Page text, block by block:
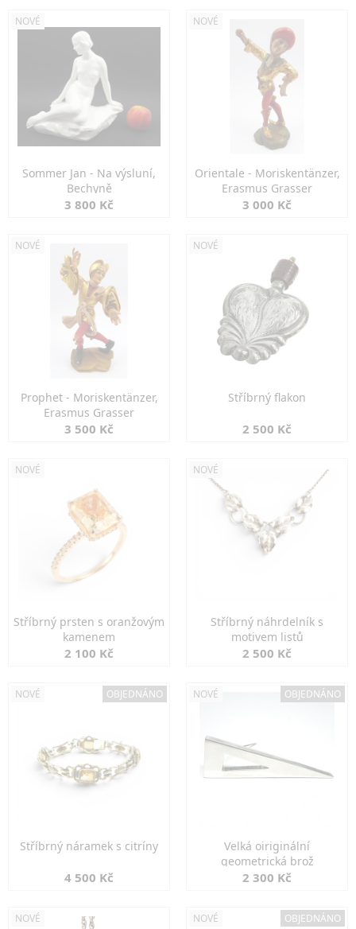
NOVÉ
Sommer Jan - Na výsluní,
Bechyně
3 800 Kč
NOVÉ
Orientale - Moriskentänzer,
Erasmus Grasser
3 000 Kč
NOVÉ
Prophet - Moriskentänzer,
Erasmus Grasser
3 500 Kč
NOVÉ
Stříbrný flakon
2 500 Kč
NOVÉ
Stříbrný prsten s oranžovým
kamenem
2 100 Kč
NOVÉ
Stříbrný náhrdelník s
motivem listů
2 500 Kč
NOVÉ OBJEDNÁNO
Stříbrný náramek s citríny
4 500 Kč
NOVÉ OBJEDNÁNO
Velká oiriginální
geometrická brož
2 300 Kč
NOVÉ NOVÉ OBJEDNÁNO